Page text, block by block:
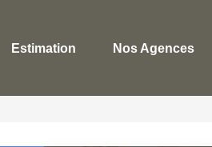
Estimation Nos Agences